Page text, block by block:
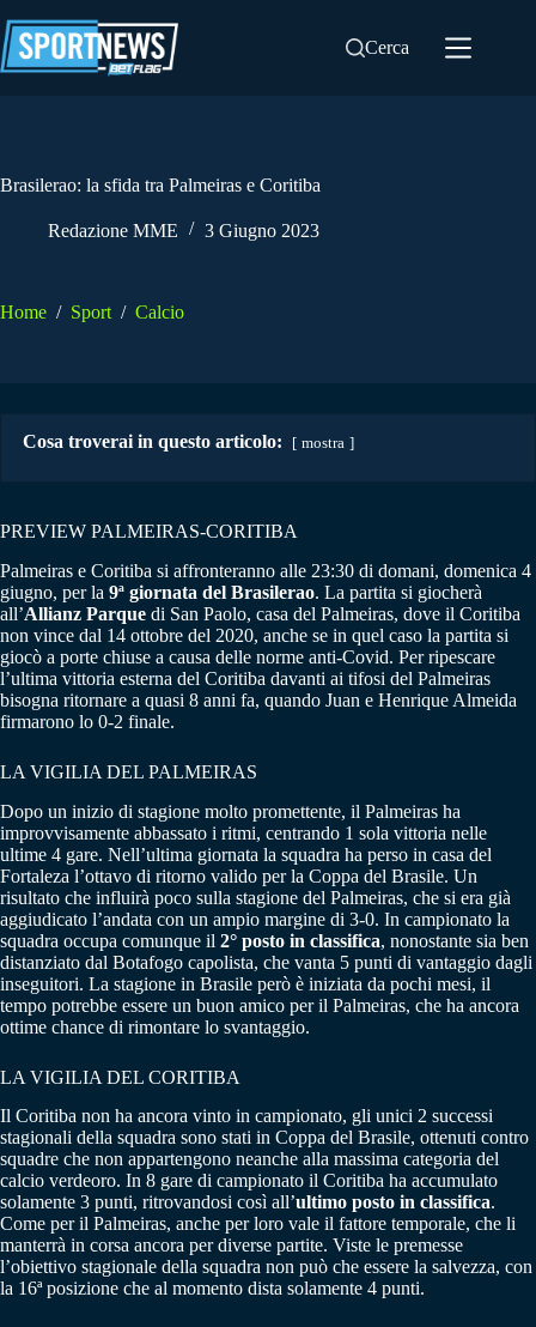
al
contenuto
Cerca
Brasilerao: la sfida tra Palmeiras e Coritiba
Redazione MME 3 Giugno 2023
Home / Sport / Calcio
Cosa troverai in questo articolo: mostra
PREVIEW PALMEIRAS-CORITIBA
Palmeiras e Coritiba si affronteranno alle 23:30 di domani, domenica 4
giugno, per la 9ª giornata del Brasilerao. La partita si giocherà
all’Allianz Parque di San Paolo, casa del Palmeiras, dove il Coritiba
non vince dal 14 ottobre del 2020, anche se in quel caso la partita si
giocò a porte chiuse a causa delle norme anti-Covid. Per ripescare
l’ultima vittoria esterna del Coritiba davanti ai tifosi del Palmeiras
bisogna ritornare a quasi 8 anni fa, quando Juan e Henrique Almeida
firmarono lo 0-2 finale.
LA VIGILIA DEL PALMEIRAS
Dopo un inizio di stagione molto promettente, il Palmeiras ha
improvvisamente abbassato i ritmi, centrando 1 sola vittoria nelle
ultime 4 gare. Nell’ultima giornata la squadra ha perso in casa del
Fortaleza l’ottavo di ritorno valido per la Coppa del Brasile. Un
risultato che influirà poco sulla stagione del Palmeiras, che si era già
aggiudicato l’andata con un ampio margine di 3-0. In campionato la
squadra occupa comunque il 2° posto in classifica, nonostante sia ben
distanziato dal Botafogo capolista, che vanta 5 punti di vantaggio dagli
inseguitori. La stagione in Brasile però è iniziata da pochi mesi, il
tempo potrebbe essere un buon amico per il Palmeiras, che ha ancora
ottime chance di rimontare lo svantaggio.
LA VIGILIA DEL CORITIBA
Il Coritiba non ha ancora vinto in campionato, gli unici 2 successi
stagionali della squadra sono stati in Coppa del Brasile, ottenuti contro
squadre che non appartengono neanche alla massima categoria del
calcio verdeoro. In 8 gare di campionato il Coritiba ha accumulato
solamente 3 punti, ritrovandosi così all’ultimo posto in classifica.
Come per il Palmeiras, anche per loro vale il fattore temporale, che li
manterrà in corsa ancora per diverse partite. Viste le premesse
l’obiettivo stagionale della squadra non può che essere la salvezza, con
la 16ª posizione che al momento dista solamente 4 punti.